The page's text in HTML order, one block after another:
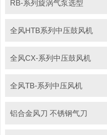
RB-系列旋涡气泵选型
全风HTB系列中压鼓风机
全风CX-系列中压鼓风机
全风TB-系列中压风机
铝合金风刀 不锈钢气刀